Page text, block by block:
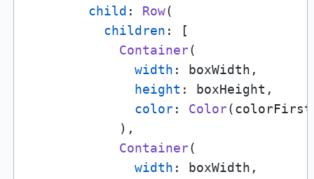
child : Row(
children : [
Container(
width : boxWidth,
height : boxHeight,
color: Color
            ),
Container(
width : boxWidth,